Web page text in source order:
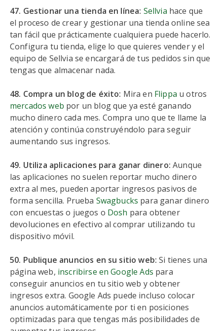
47. Gestionar una tienda en línea: Sellvia hace que
el proceso de crear y gestionar una tienda online sea
tan fácil que prácticamente cualquiera puede hacerlo.
Configura tu tienda, elige lo que quieres vender y el
equipo de Sellvia se encargará de tus pedidos sin que
tengas que almacenar nada.
48. Compra un blog de éxito: Mira en Flippa u otros
mercados web por un blog que ya esté ganando
mucho dinero cada mes. Compra uno que te llame la
atención y continúa construyéndolo para seguir
aumentando sus ingresos.
49. Utiliza aplicaciones para ganar dinero: Aunque
las aplicaciones no suelen reportar mucho dinero
extra al mes, pueden aportar ingresos pasivos de
forma sencilla. Prueba Swagbucks para ganar dinero
con encuestas o juegos o Dosh para obtener
devoluciones en efectivo al comprar utilizando tu
dispositivo móvil.
50. Publique anuncios en su sitio web: Si tienes una
página web, inscribirse en Google Ads para
conseguir anuncios en tu sitio web y obtener
ingresos extra. Google Ads puede incluso colocar
anuncios automáticamente por ti en posiciones
optimizadas para que tengas más posibilidades de